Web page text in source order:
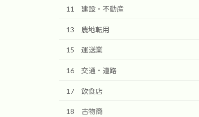
11 建設・不動産
13 農地転用
15 運送業
16 交通・道路
17 飲食店
18 古物商